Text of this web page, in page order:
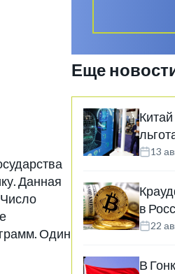
Данная
Один
Еще
13
в
22
В